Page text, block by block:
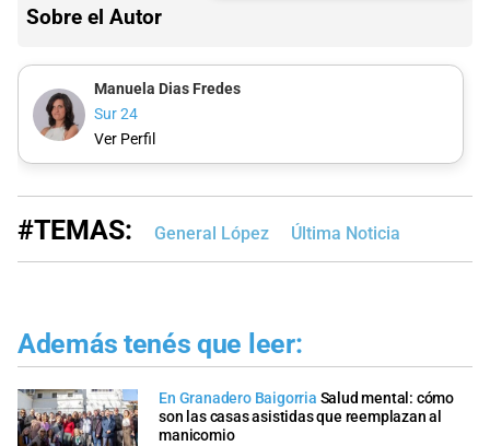
Sobre el Autor
Manuela Dias Fredes
Sur 24
Ver Perfil
#TEMAS: General López Última Noticia
Además tenés que leer:
En Granadero Baigorria Salud mental: cómo
son las casas asistidas que reemplazan al
manicomio